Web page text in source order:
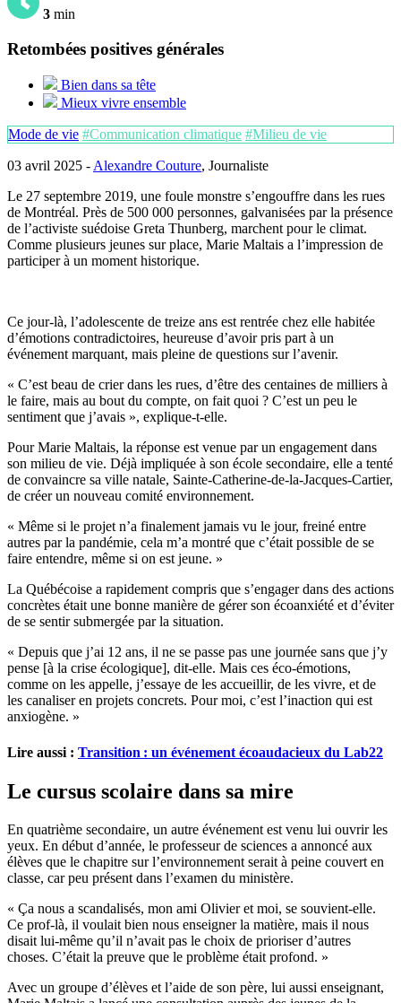
3 min
Retombées positives générales
Bien dans sa tête
Mieux vivre ensemble
Mode de vie #Communication climatique #Milieu de vie
03 avril 2025 -Alexandre Couture, Journaliste
Le 27 septembre 2019, une foule monstre s’engouffre dans les rues
de Montréal. Près de 500 000 personnes, galvanisées par la présence
de l’activiste suédoise Greta Thunberg, marchent pour le climat.
Comme plusieurs jeunes sur place, Marie Maltais a l’impression de
participer à un moment historique.
Ce jour-là, l’adolescente de treize ans est rentrée chez elle habitée
d’émotions contradictoires, heureuse d’avoir pris part à un
événement marquant, mais pleine de questions sur l’avenir.
« C’est beau de crier dans les rues, d’être des centaines de milliers à
le faire, mais au bout du compte, on fait quoi ? C’est un peu le
sentiment que j’avais », explique-t-elle.
Pour Marie Maltais, la réponse est venue par un engagement dans
son milieu de vie. Déjà impliquée à son école secondaire, elle a tenté
de convaincre sa ville natale, Sainte-Catherine-de-la-Jacques-Cartier,
de créer un nouveau comité environnement.
« Même si le projet n’a finalement jamais vu le jour, freiné entre
autres par la pandémie, cela m’a montré que c’était possible de se
faire entendre, même si on est jeune. »
La Québécoise a rapidement compris que s’engager dans des actions
concrètes était une bonne manière de gérer son écoanxiété et d’éviter
de se sentir submergée par la situation.
« Depuis que j’ai 12 ans, il ne se passe pas une journée sans que j’y
pense [à la crise écologique], dit-elle. Mais ces éco-émotions,
comme on les appelle, j’essaye de les accueillir, de les vivre, et de
les canaliser en projets concrets. Pour moi, c’est l’inaction qui est
anxiogène. »
Lire aussi : Transition : un événement écoaudacieux du Lab22
Le cursus scolaire dans sa mire
En quatrième secondaire, un autre événement est venu lui ouvrir les
yeux. En début d’année, le professeur de sciences a annoncé aux
élèves que le chapitre sur l’environnement serait à peine couvert en
classe, car peu présent dans l’examen du ministère.
« Ça nous a scandalisés, mon ami Olivier et moi, se souvient-elle.
Ce prof-là, il voulait bien nous enseigner la matière, mais il nous
disait lui-même qu’il n’avait pas le choix de prioriser d’autres
choses. C’était la preuve que le problème était profond. »
Avec un groupe d’élèves et l’aide de son père, lui aussi enseignant,